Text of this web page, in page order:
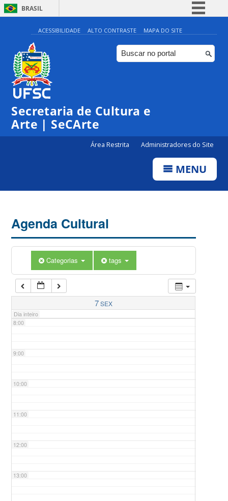
BRASIL
Simplifique!
Comunica BR
Participe
ACESSIBILIDADE ALTO CONTRASTE MAPA DO SITE
Secretaria de Cultura e
Arte | SeCArte
Área Restrita Administradores do Site
MENU
Agenda Cultural
Categorias tags
7SEX
Dia inteiro
0:00
1:00
5:00
7:00
8:00
9:00
10:00
11:00
12:00
13:00